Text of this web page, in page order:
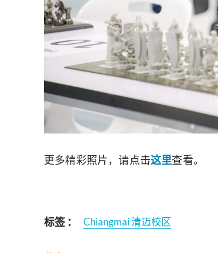
更多精彩照片，请点击这里查看。
标签 ： Chiangmai 清迈校区